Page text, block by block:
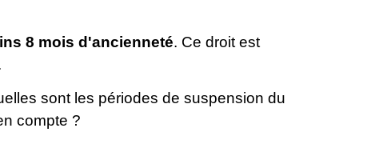
8 mois d'ancienneté. Ce droit est
sont les périodes de suspension du
compte ?